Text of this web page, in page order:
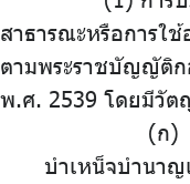
สาธารณะหรือการใ
ตามพระราชบัญญัติก
พ.ศ. 2539 โดยมีวัต
(ก)
บำเหน็จบำนา